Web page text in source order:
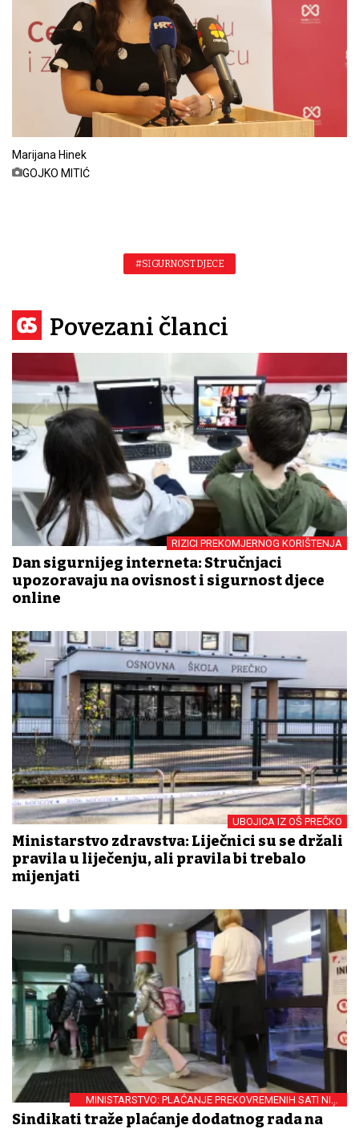
Marijana Hinek
GOJKO MITIĆ
#SIGURNOST DJECE
Povezani članci
RIZICI PREKOMJERNOG KORIŠTENJA
Dan sigurnijeg interneta: Stručnjaci
upozoravaju na ovisnost i sigurnost djece
online
UBOJICA IZ OŠ PREČKO
Ministarstvo zdravstva: Liječnici su se držali
pravila u liječenju, ali pravila bi trebalo
mijenjati
MINISTARSTVO: PLAĆANJE PREKOVREMENIH SATI NIJE
MOGUĆE
Sindikati traže plaćanje dodatnog rada na